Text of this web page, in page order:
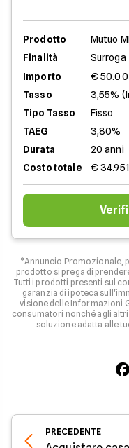
Prodotto
Mutuo
Finalità
Surroga
Importo
€
Tasso
3,55%
Tipo Tasso
Fisso
TAEG
3,80%
Durata
20 anni
Costo totale
€
*Annuncio Promozionale,
prodotto si prega di
Tutti i prodotti presenti sul
garanzia di ipoteca
visione delle Informazioni
consumatori nonché agli
soluzione adatta alle
PRECEDENTE